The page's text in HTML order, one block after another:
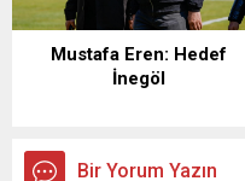
Mustafa Eren: Hedef
İnegöl
Bir Yorum Yazın